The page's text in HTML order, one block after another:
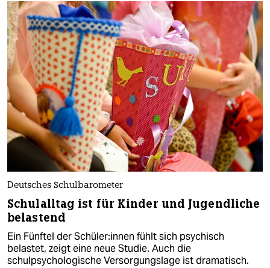
Deutsches Schulbarometer
Schulalltag ist für Kinder und Jugendliche
belastend
Ein Fünftel der Schü­le­r:in­nen fühlt sich psychisch
belastet, zeigt eine neue Studie. Auch die
schulpsychologische Versorgungslage ist dramatisch.